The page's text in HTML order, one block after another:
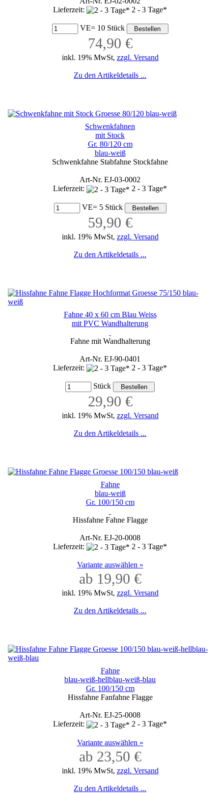
Lieferzeit:
2 - 3 Tage*
VE= 10 Stück
74,90 €
inkl. 19% MwSt, zzgl. Versand
Zu den Artikeldetails ...
Schwenkfahnen
mit Stock
Gr. 80/120 cm
blau-weiß
Schwenkfahne Stabfahne Stockfahne
Art-Nr. EJ-03-0002
Lieferzeit:
2 - 3 Tage*
VE= 5 Stück
59,90 €
inkl. 19% MwSt, zzgl. Versand
Zu den Artikeldetails ...
Fahne 40 x 60 cm Blau Weiss
mit PVC Wandhalterung
Fahne mit Wandhalterung
Art-Nr. EJ-90-0401
Lieferzeit:
2 - 3 Tage*
Stück
29,90 €
inkl. 19% MwSt, zzgl. Versand
Zu den Artikeldetails ...
Fahne
blau-weiß
Gr. 100/150 cm
Hissfahne Fahne Flagge
Art-Nr. EJ-20-0008
Lieferzeit:
2 - 3 Tage*
Variante auswählen »
ab 19,90 €
inkl. 19% MwSt, zzgl. Versand
Zu den Artikeldetails ...
Fahne
blau-weiß-hellblau-weiß-blau
Gr. 100/150 cm
Hissfahne Fanfahne Flagge
Art-Nr. EJ-25-0008
Lieferzeit:
2 - 3 Tage*
Variante auswählen »
ab 23,50 €
inkl. 19% MwSt, zzgl. Versand
Zu den Artikeldetails ...